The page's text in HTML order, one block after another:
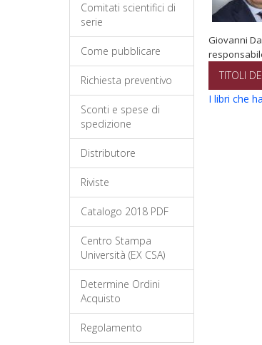
Comitati scientifici di
serie
Come pubblicare
Richiesta preventivo
Sconti e spese di
spedizione
Distributore
Riviste
Catalogo 2018 PDF
Centro Stampa
Università (EX CSA)
Determine Ordini
Acquisto
Regolamento
Giovanni
TITOLI
I libri che